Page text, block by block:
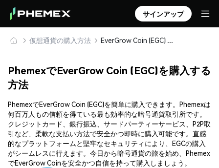
サインアップ
仮想通貨の購入方法 EverGrow Coin (EGC) を安全に購入・保管
PhemexでEverGrow Coin (EGC)を購入する
方法
PhemexでEverGrow Coin (EGC)を簡単に購入できます。Phemexは
何百万人もの信頼を得ている最も効率的な暗号通貨取引所です。
クレジットカード、銀行振込、サードパーティーサービス、P2P取
引など、柔軟な支払い方法で安全かつ即時に購入可能です。直感
的なプラットフォームと堅牢なセキュリティにより、EGCの購入
がシームレスに行えます。今日から暗号通貨の旅を始め、Phemex
でEverGrow Coinを安全かつ自信を持って購入しましょう。